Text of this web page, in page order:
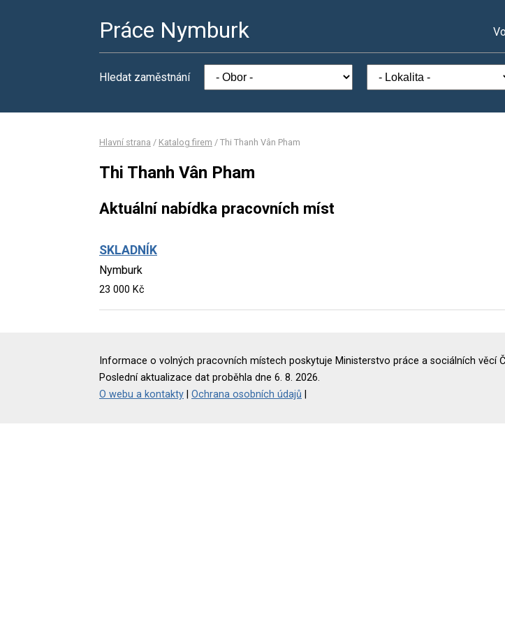
Práce Nymburk
Hledat zaměstnání
Hlavní strana / Katalog firem / Thi Thanh Vân Pham
Thi Thanh Vân Pham
Aktuální nabídka pracovních míst
SKLADNÍK
Nymburk
23 000 Kč
Informace o volných pracovních místech poskytuje Ministerstvo práce a sociálních věcí
Poslední aktualizace dat proběhla dne 6. 8. 2026.
O webu a kontakty
Ochrana osobních údajů